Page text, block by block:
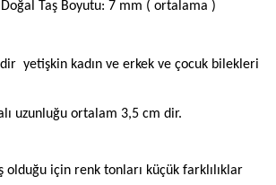
Taş Boyutu: 7 mm ( ortalama )
yetişkin kadın ve erkek ve çocuk bilekleri
uzunluğu ortalam 3,5 cm dir.
için renk tonları küçük farklılıklar